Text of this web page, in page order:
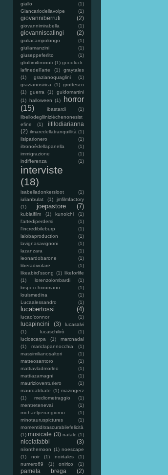
giallo
(1)
Giancarlodellavolpe
(1)
giovanniberruti (2)
giovannimirabella (1)
giovanniscalingi (2)
giuliacampolongo
(1)
giuliamanzini
(1)
giuseppeferlito
(1)
gliultimi6minuti (1) goodluck-
lafinedell'arte
(1)
graytales
(1)
grazianoquaglini
(1)
grazianosirica
(1) grottesco
(1)
guerra (1)
guidomartini
(1) halloween (1)
horror
(15)
ibastardi
(1)
ilbellodegliinizièchenonesist
efine
(1)
ilfilodiarianna
(2) ilmaredellatranquillità (1)
ilsiparionero
(1)
iltronoèdellapanella
(1)
immigrazione
(1)
indifferenza
(1)
interviste
(18)
isabelladonkersloot
(1)
iulianbulat
(1)
jmfilmfactory
(1)
joepastore (7)
kublaifilm (1) kunoichi
(1)
l'artediperdersi
(1)
l'incredibileburp
(1)
lalobaproduction
(1)
lavignasavignoni
(1)
lazanzara
(1)
leonardobarone
(1)
liberadivolare
(1)
likeabird'ssong (1) likeforlife
(1)
lorenzolombardi
(1)
lospecchioumano
(1)
louismedina
(1)
Lucaalessandro
(1)
lucabertossi (4)
lucao'connor (1)
lucapincini (3)
lucasalvi
(1)
lucaschilirò
(1)
lucioscarpa
(1)
marcnadal
(1)
mariclapannocchia
(1)
massimilianosaltori
(1)
matteosantoro
(1)
mattiavladmorleo
(1)
mattiazamagni
(1)
maurizioventuriero
(1)
mauroabbate (1) mazingerz
(1)
mediometraggio
(1)
mentretenevai
(1)
michaelperungiorno
(1)
minotauruspictures
(1)
momentiditrascurabilefelicità
(1) musicale (3) natale (1)
nicolafabbi (3)
nilonthemoon (1) noescape
(1)
noir (1) noirtales
(1)
numero69
(1) onirico (1)
pamela brega (2)